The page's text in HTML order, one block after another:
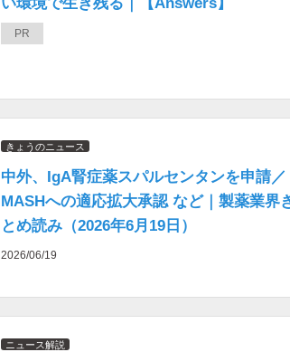
PR
きょうのニュース
中外、IgA腎症薬スパルセンタンを申請／
MASHへの適応拡大承認 など｜製薬業界
とめ読み（2026年6月19日）
2026/06/19
ニュース解説